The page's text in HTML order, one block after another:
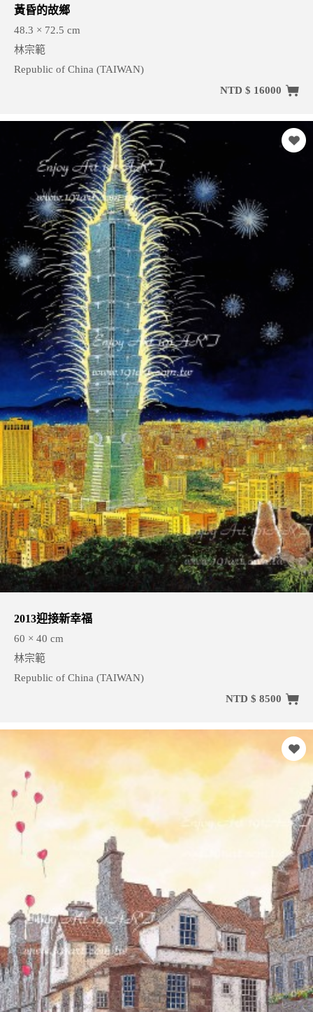
黃昏的故鄉
48.3 × 72.5 cm
林宗範
Republic of China (TAIWAN)
NTD $ 16000
2013迎接新幸福
60 × 40 cm
林宗範
Republic of China (TAIWAN)
NTD $ 8500